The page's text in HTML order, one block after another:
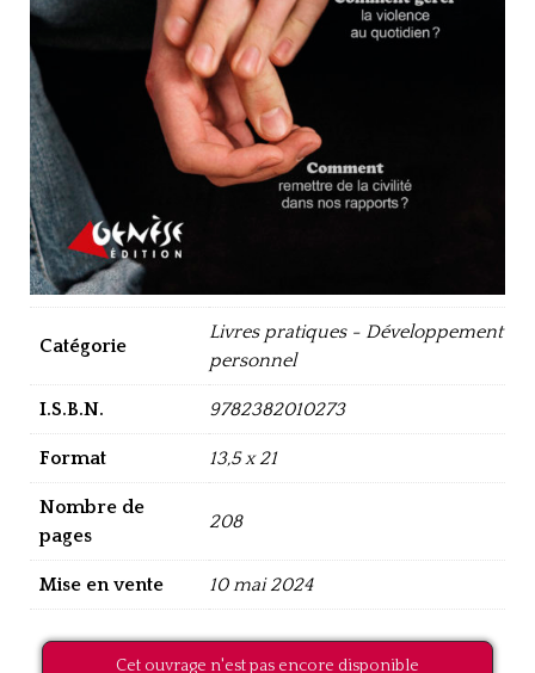
Catégorie
Livres pratiques - Développement
personnel
I.S.B.N. 9782382010273
Format 13,5 x 21
Nombre de
pages
208
Mise en vente 10 mai 2024
Cet ouvrage n'est pas encore disponible